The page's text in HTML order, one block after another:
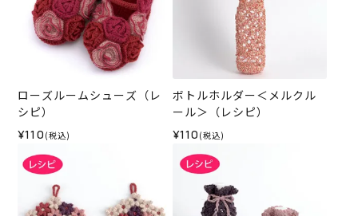
ローズルームシューズ（レ
シピ）
¥110 (税込)
ボトルホルダー＜メルクル
ール＞（レシピ）
¥110 (税込)